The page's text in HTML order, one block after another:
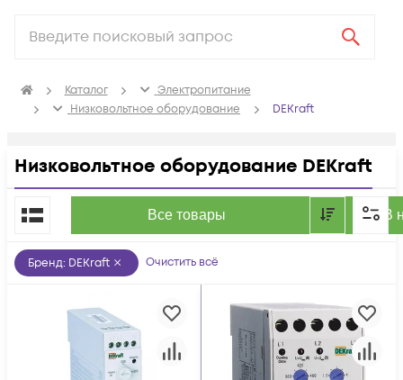
Каталог
Электропитание
Низковольтное оборудование
DEKraft
Низковольтное оборудование DEKraft
Все товары В
По популярности
Бренд: DEKraft Очистить всё